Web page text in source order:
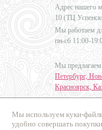
Мы используем куки-
удобно совершать
Адрес нашего
10 (ТЦ
Мы работаем
пн-сб 11:00-
Мы предлагаем
Петербург,
Красноярск,
Дизайн -